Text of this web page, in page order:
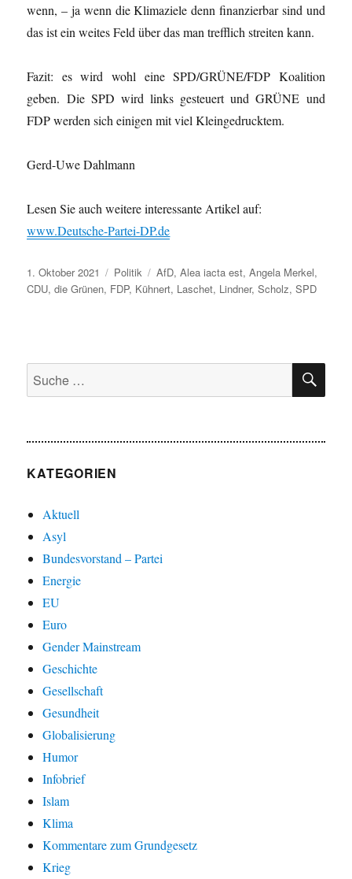
wenn, – ja wenn die Klimaziele denn finanzierbar sind und
das ist ein weites Feld über das man trefflich streiten kann.
Fazit: es wird wohl eine SPD/GRÜNE/FDP Koalition
geben. Die SPD wird links gesteuert und GRÜNE und
FDP werden sich einigen mit viel Kleingedrucktem.
Gerd-Uwe Dahlmann
Lesen Sie auch weitere interessante Artikel auf:
www.Deutsche-Partei-DP.de
Veröffentlicht
am
1. Oktober 2021 Kategorien
Politik Schlagwörter
AfD,Alea iacta est,Angela Merkel,
CDU,die Grünen, FDP, Kühnert, Laschet, Lindner,Scholz,SPD
Suche
nach:
KATEGORIEN
Aktuell
Asyl
Bundesvorstand – Partei
Energie
EU
Euro
Gender Mainstream
Geschichte
Gesellschaft
Gesundheit
Globalisierung
Humor
Infobrief
Islam
Klima
Kommentare zum Grundgesetz
Krieg